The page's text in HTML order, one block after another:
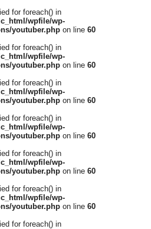
for foreach() in
wpfile/wp-
youtuber.php on line 60
for foreach() in
wpfile/wp-
youtuber.php on line 60
for foreach() in
wpfile/wp-
youtuber.php on line 60
for foreach() in
wpfile/wp-
youtuber.php on line 60
for foreach() in
wpfile/wp-
youtuber.php on line 60
for foreach() in
wpfile/wp-
youtuber.php on line 60
for foreach() in